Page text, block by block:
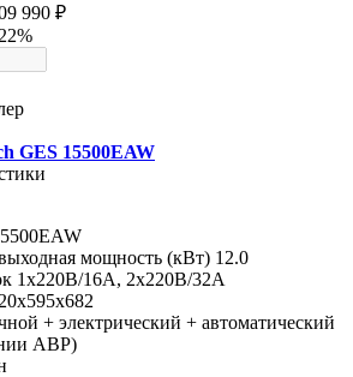
990 ₽
GES 15500EAW
мощность (кВт) 12.0
1х220В/16A, 2х220В/32A
+ электрический + автоматический
АВР)